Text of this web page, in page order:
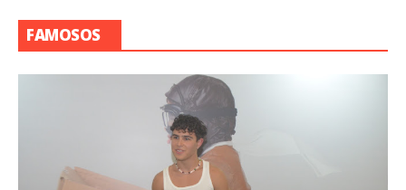
FAMOSOS